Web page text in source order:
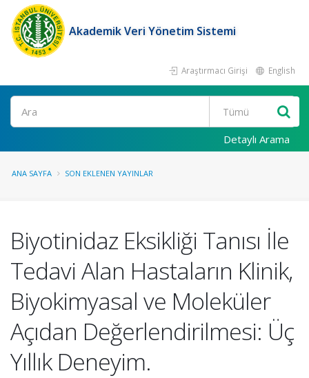
Akademik Veri Yönetim Sistemi
Araştırmacı Girişi English
Ara
Detaylı Arama
ANA SAYFA SON EKLENEN YAYINLAR
Biyotinidaz Eksikliği Tanısı İle
Tedavi Alan Hastaların Klinik,
Biyokimyasal ve Moleküler
Açıdan Değerlendirilmesi: Üç
Yıllık Deneyim.